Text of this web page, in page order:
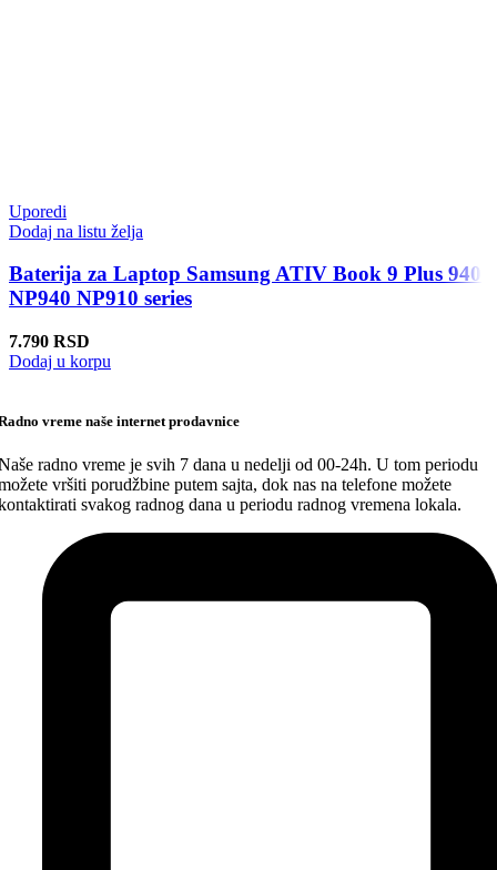
Uporedi
Dodaj na listu želja
Baterija za Laptop Samsung ATIV Book 9 Plus 940
NP940 NP910 series
7.790 RSD
Dodaj u korpu
vreme naše internet prodavnice
radno vreme je svih 7 dana u nedelji od 00-24h. U tom periodu
vršiti porudžbine putem sajta, dok nas na telefone možete
svakog radnog dana u periodu radnog vremena lokala.